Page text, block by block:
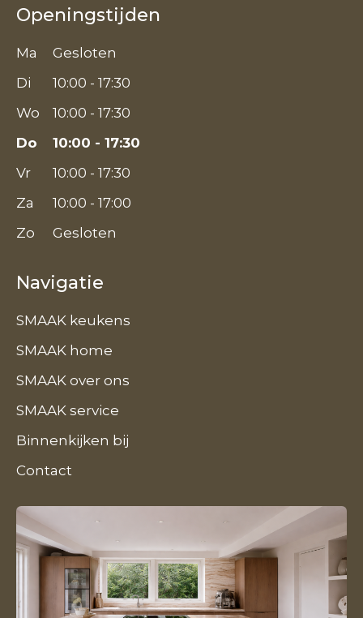
Openingstijden
Ma
Gesloten
Di
10:00 - 17:30
Wo
10:00 - 17:30
Do
10:00 - 17:30
Vr
10:00 - 17:30
Za
10:00 - 17:00
Zo
Gesloten
Navigatie
SMAAK keukens
SMAAK home
SMAAK over ons
SMAAK service
Binnenkijken bij
Contact